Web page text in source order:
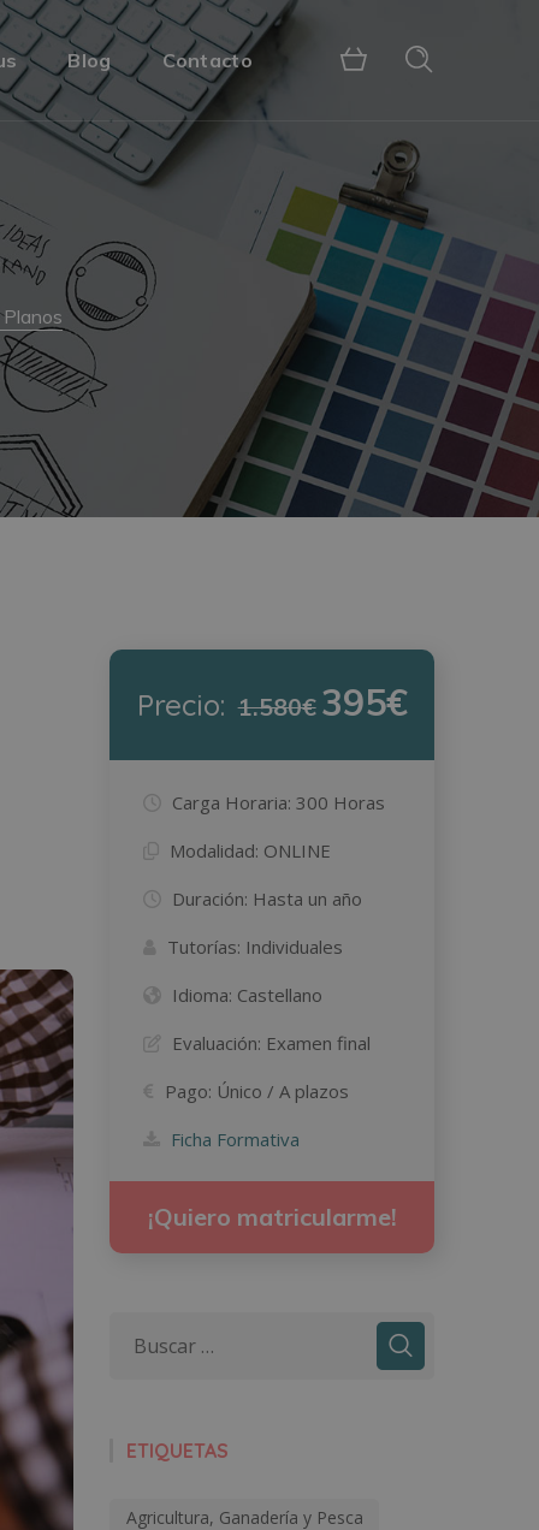
Blog Contacto
Precio: 1.580€ 395€
Carga Horaria: 300 Horas
Modalidad: ONLINE
Duración: Hasta un año
Tutorías: Individuales
Idioma: Castellano
Evaluación: Examen final
Pago: Único / A plazos
Ficha Formativa
¡Quiero matricularme!
ETIQUETAS
Agricultura, Ganadería y Pesca